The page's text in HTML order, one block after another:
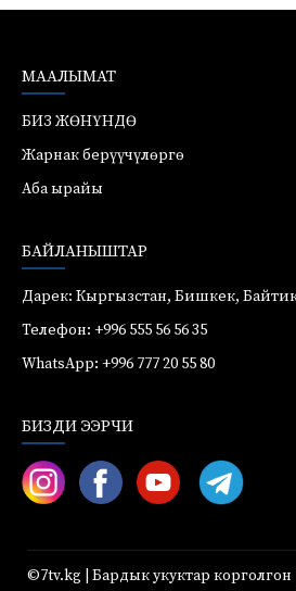
МААЛЫМАТ
БИЗ ЖӨНҮНДӨ
Жарнак берүүчүлөргө
Аба ырайы
БАЙЛАНЫШТАР
Дарек: Кыргызстан, Бишкек, Байтик
Телефон: +996 555 56 56 35
WhatsApp: +996 777 20 55 80
БИЗДИ ЭЭРЧИ
©7tv.kg | Бардык укуктар корголгон